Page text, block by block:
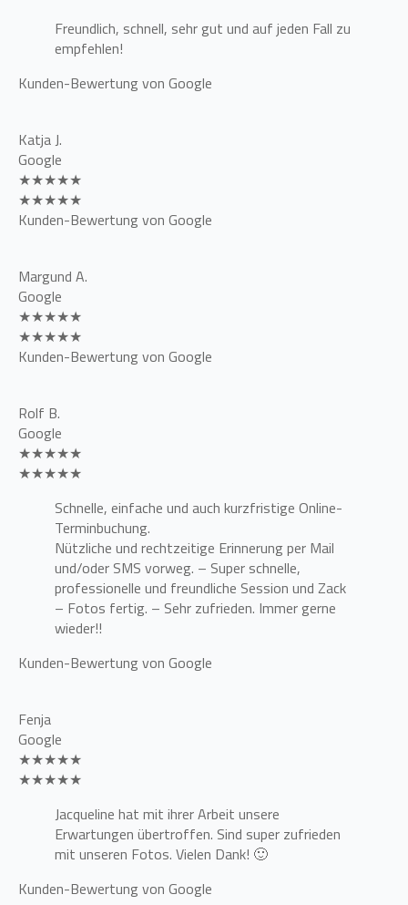
Freundlich, schnell, sehr gut und auf jeden Fall zu
empfehlen!
Kunden-Bewertung von Google
Katja J.
Google
★★★★★
★★★★★
Kunden-Bewertung von Google
Margund A.
Google
★★★★★
★★★★★
Kunden-Bewertung von Google
Rolf B.
Google
★★★★★
★★★★★
Schnelle, einfache und auch kurzfristige Online-
Terminbuchung.
Nützliche und rechtzeitige Erinnerung per Mail
und/oder SMS vorweg. – Super schnelle,
professionelle und freundliche Session und Zack
– Fotos fertig. – Sehr zufrieden. Immer gerne
wieder!!
Kunden-Bewertung von Google
Fenja
Google
★★★★★
★★★★★
Jacqueline hat mit ihrer Arbeit unsere
Erwartungen übertroffen. Sind super zufrieden
mit unseren Fotos. Vielen Dank! 🙂
Kunden-Bewertung von Google